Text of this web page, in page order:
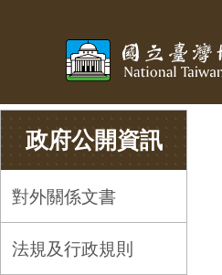
政府公開資訊
對外關係文書
法規及行政規則